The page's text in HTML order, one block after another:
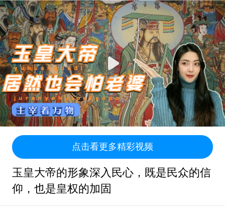
点击看更多精彩视频
玉皇大帝的形象深入民心，既是民众的信
仰，也是皇权的加固